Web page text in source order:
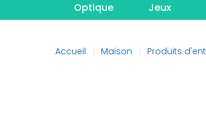
Optique Jeux
Accueil Maison Produits